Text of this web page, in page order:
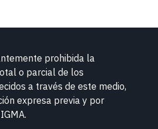
prohibida la
o parcial de los
a través de este medio,
expresa previa y por